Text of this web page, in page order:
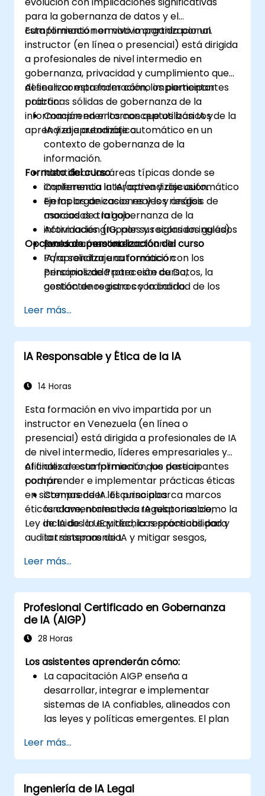
para la gobernanza de datos y el
cumplimiento normativo organizacional.
Esta formación en vivo impartida por un
instructor (en línea o presencial) está dirigida
a profesionales de nivel intermedio en
gobernanza, privacidad y cumplimiento que
deseen comprender cómo implementar
prácticas sólidas de gobernanza de la
información en entornos que utilizan IA y
aprendizaje automático.
Al finalizar esta formación, los participantes
podrán:
Comprender los conceptos básicos de la
IA y el aprendizaje automático en un
contexto de gobernanza de la
información.
Identificar las áreas típicas donde se
implementa la IA/aprendizaje automático
en las organizaciones y los riesgos
asociados a la gobernanza de la
información (IG, por sus siglas en inglés).
Evaluar cómo interactúan la
IA/aprendizaje automático con los
Principios de Protección de Datos, la
gestión de registros y la calidad de los
Aplicar Evaluaciones de Impacto en la
Protección de Datos (DPIA), marcos de
gobernanza y enfoques de mitigación de
riesgos a proyectos de IA/aprendizaje
Formato del curso
Conferencia interactiva y discusión.
Ejemplos de casos reales y análisis de
marcos de trabajo.
Actividades grupales y recorridos guiados
por documentos.
Opciones de personalización del curso
Para solicitar una formación
personalizada para este curso,
contáctenos para coordinarlo.
Leer más...
IA Responsable y Ética de la IA
14 Horas
Esta formación en vivo impartida por un
instructor en Venezuela (en línea o
presencial) está dirigida a profesionales de IA
de nivel intermedio, líderes empresariales y
oficiales de cumplimiento que desean
comprender e implementar prácticas éticas
en sistemas de IA. El curso abarca marcos
éticos clave, normativas regulatorias como la
Ley de IA de la UE y técnicas prácticas para
auditar sistemas de IA y mitigar sesgos,
Al finalizar esta formación, los participantes
podrán:
Comprender los principios
fundamentales de la IA responsable,
incluidos la equidad, la responsabilidad y
la transparencia.
sistemas de IA.
Implementar marcos éticos y realizar
auditorías de IA para asegurar el
cumplimiento.
Aplicar estrategias de gobernanza para
gestionar riesgos éticos en la
Leer más...
Profesional Certificado en Gobernanza
de IA (AIGP)
28 Horas
Los asistentes aprenderán cómo:
La capacitación AIGP enseña a
desarrollar, integrar e implementar
sistemas de IA confiables, alineados con
las leyes y políticas emergentes. El plan
la tecnología de IA, un análisis del marco
legal actual y estrategias para la gestión
de riesgos, consideraciones de seguridad
y protección, privacidad y otros temas
Leer más...
Ingeniería de IA Legal